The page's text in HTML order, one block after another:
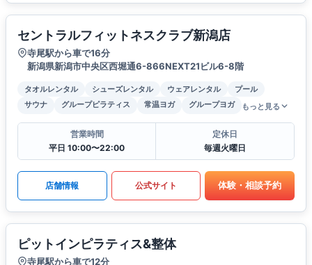
セントラルフィットネスクラブ新潟店
寺尾駅から車で16分
新潟県新潟市中央区西堀通6-866NEXT21ビル6-8階
タオルレンタル シューズレンタル ウェアレンタル
プール
サウナ
グループピラティス 常温ヨガ グループヨガ もっと見る
営業時間
平日 10:00〜22:00
定休日
毎週火曜日
店舗情報 公式サイト 体験・相談予約
ピットインピラティス&整体
寺尾駅から車で12分